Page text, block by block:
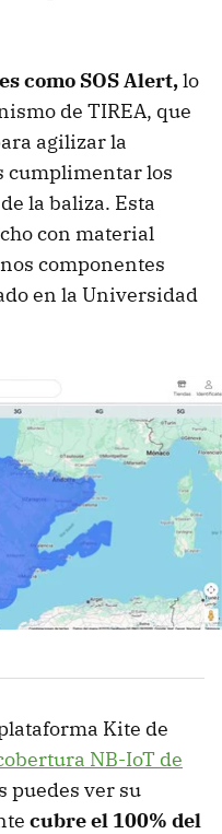
como SOS Alert,lo
de TIREA, que
agilizar la
cumplimentar los
la baliza. Esta
con material
componentes
en la Universidad
Kite de
NB-IoT de
puedes ver su
cubre el 100% del